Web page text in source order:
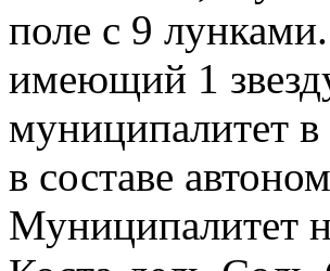
поле с 9
имеющий 1
муниципалитет
в составе
Муниципалитет